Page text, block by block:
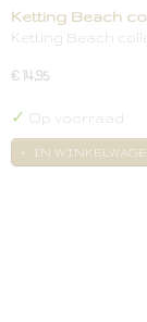
Ketting Beach
Ketting Beach
€ 14,95
✓ Op voorraad
IN